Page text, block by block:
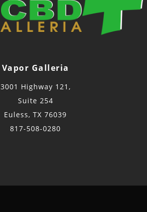
Vapor Galleria
3001 Highway 121,
Suite 254
Euless, TX 76039
817-508-0280